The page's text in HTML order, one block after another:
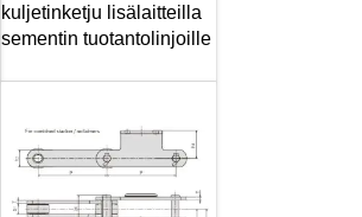
kuljetinketju lisälaitteilla
sementin tuotantolinjoille